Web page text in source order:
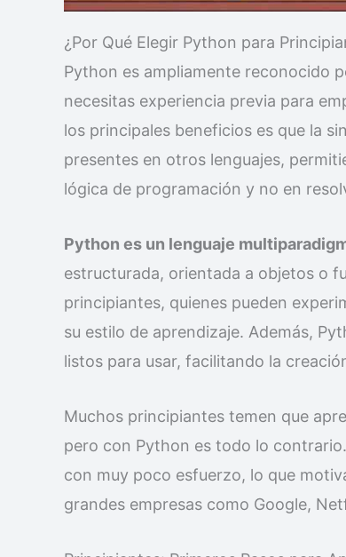
¿Por Qué Elegir Python para
Python es ampliamente reconocido
necesitas experiencia previa para
los principales beneficios es que la
presentes en otros lenguajes,
lógica de programación y no en
Python es un lenguaje
estructurada, orientada a objetos o
principiantes, quienes pueden
su estilo de aprendizaje. Además,
listos para usar, facilitando la
Muchos principiantes temen que
pero con Python es todo lo
con muy poco esfuerzo, lo que
grandes empresas como Google,